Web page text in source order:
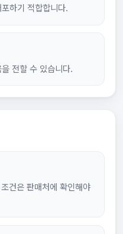
하기 적합합니다.
전할 수 있습니다.
건은 판매처에 확인해야